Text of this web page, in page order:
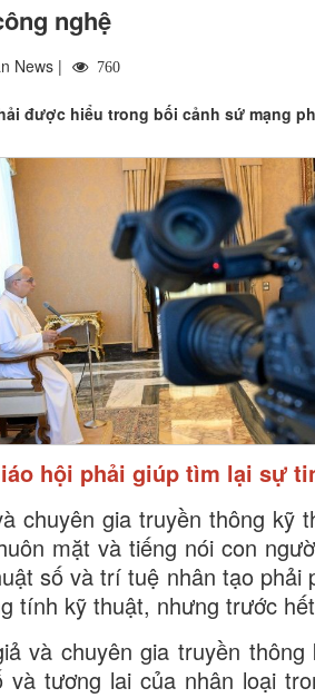
nghệ
News | 760
được hiểu trong bối cảnh sứ mạng
hội phải giúp tìm lại sự
chuyên gia truyền thông
mặt và tiếng nói con
số và trí tuệ nhân tạo
tính kỹ thuật, nhưng trước
và chuyên gia truyền
tương lai của nhân loại